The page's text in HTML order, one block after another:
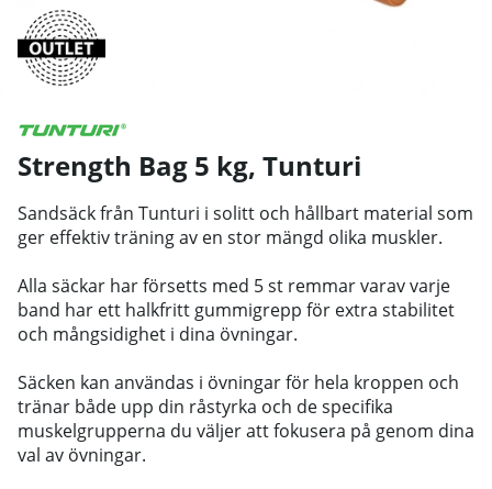
Strength Bag 5 kg, Tunturi
Sandsäck från Tunturi i solitt och hållbart material som
ger effektiv träning av en stor mängd olika muskler.
Alla säckar har försetts med 5 st remmar varav varje
band har ett halkfritt gummigrepp för extra stabilitet
och mångsidighet i dina övningar.
Säcken kan användas i övningar för hela kroppen och
tränar både upp din råstyrka och de specifika
muskelgrupperna du väljer att fokusera på genom dina
val av övningar.